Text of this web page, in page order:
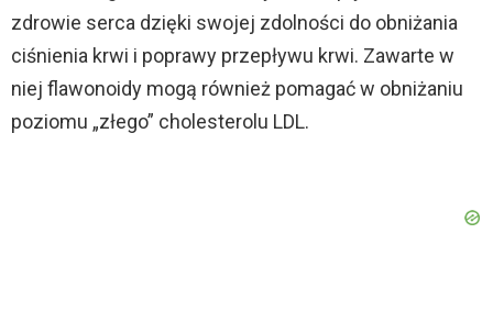
zdrowie serca dzięki swojej zdolności do obniżania
ciśnienia krwi i poprawy przepływu krwi. Zawarte w
niej flawonoidy mogą również pomagać w obniżaniu
poziomu „złego” cholesterolu LDL.